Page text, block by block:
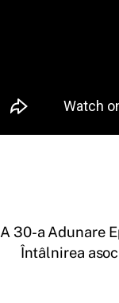
A 30-a Adunare
Întâlnirea